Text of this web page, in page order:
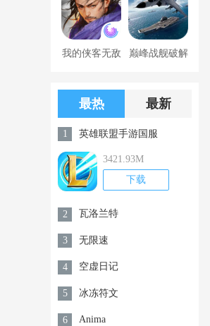
币版下载中文 广告
我的侠客无敌 巅峰战舰破解
限钻石
最热 最新
1 英雄联盟手游国服
3421.93M
下载
2 瓦洛兰特
3 无限速
4 空虚日记
5 冰冻符文
6 Anima